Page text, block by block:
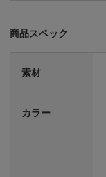
商品スペック
素材
カラー